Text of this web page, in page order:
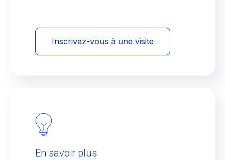
Inscrivez-vous à une visite
En savoir plus